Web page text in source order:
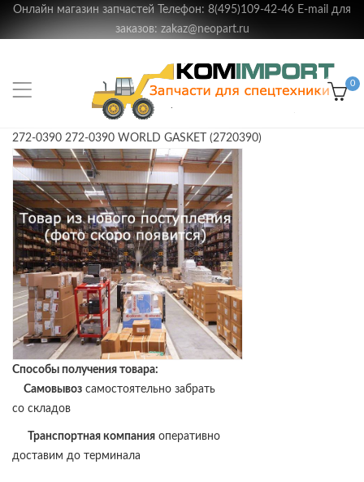
Онлайн магазин запчастей Телефон: 8(495)109-42-46 E-mail для
заказов: zakaz@neopart.ru
0
272-0390 272-0390 WORLD GASKET (2720390)
Способы получения товара:
Самовывоз самостоятельно забрать
со складов
Транспортная компания оперативно
доставим до терминала